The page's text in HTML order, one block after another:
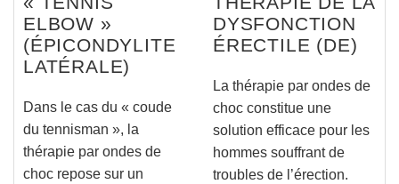
ELBOW »
(ÉPICONDYLITE
LATÉRALE)
Dans le cas du « coude
du tennisman », la
thérapie par ondes de
choc repose sur un
DYSFONCTION
ÉRECTILE (DE)
La thérapie par ondes de
choc constitue une
solution efficace pour les
hommes souffrant de
troubles de l’érection.